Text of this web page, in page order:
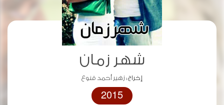
شهر زمان
إخراج :زهير أحمد قنوع
2015